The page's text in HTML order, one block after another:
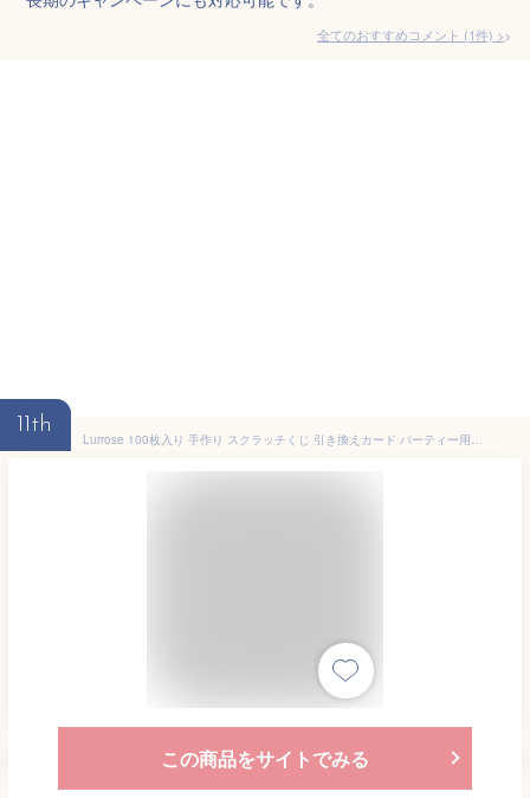
全てのおすすめコメント (1件) >
11th
Lurrose 100枚入り 手作り スクラッチくじ 引き換えカード パーティー用 Diy スクラッチオフゲーム お誕生日やホリデーに最適
この商品をサイトでみる